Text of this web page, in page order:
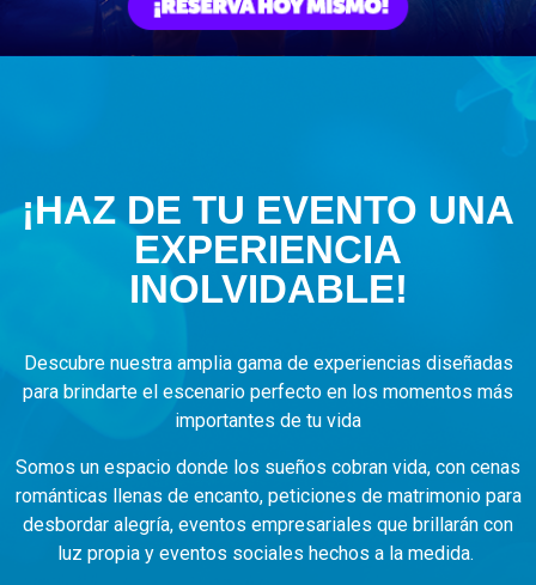
¡HAZ DE TU EVENTO UNA
EXPERIENCIA
INOLVIDABLE!
Descubre nuestra amplia gama de experiencias diseñadas
para brindarte el escenario perfecto en los momentos más
importantes de tu vida
Somos un espacio donde los sueños cobran vida, con cenas
románticas llenas de encanto, peticiones de matrimonio para
desbordar alegría, eventos empresariales que brillarán con
luz propia y eventos sociales hechos a la medida.